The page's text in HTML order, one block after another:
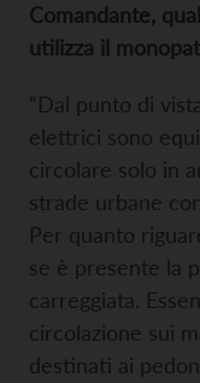
Comandante,
utilizza il
“Dal punto di
elettrici sono
circolare solo in
strade urbane
Per quanto
se è presente la
carreggiata.
circolazione sui
destinati ai